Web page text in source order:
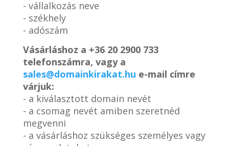
- vállalkozás neve
- székhely
- adószám
Vásárláshoz a +36 20 2900 733
telefonszámra, vagy a
sales@domainkirakat.hu e-mail címre
várjuk:
- a kiválasztott domain nevét
- a csomag nevét amiben szeretnéd
megvenni
- a vásárláshoz szükséges személyes vagy